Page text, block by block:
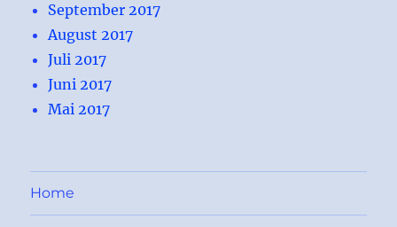
September 2017
August 2017
Juli 2017
Juni 2017
Mai 2017
Home